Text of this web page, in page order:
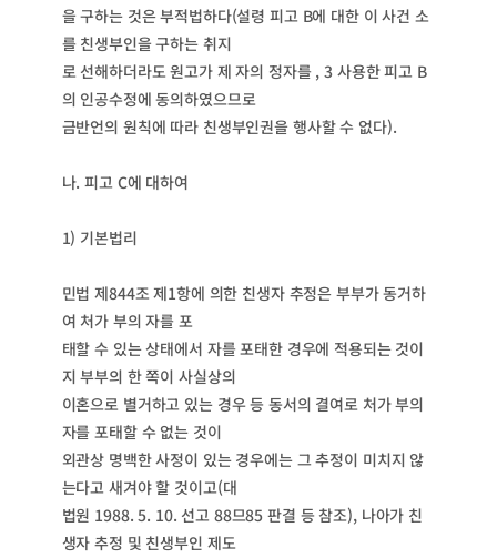
을 구하는 것은 부적법하다(설령 피고 B에 대한 이 사건 소
를 친생부인을 구하는 취지
로 선해하더라도 원고가 제 자의 정자를 , 3 사용한 피고 B
의 인공수정에 동의하였으므로
금반언의 원칙에 따라 친생부인권을 행사할 수 없다).
나. 피고 C에 대하여
1) 기본법리
민법 제844조 제1항에 의한 친생자 추정은 부부가 동거하
여 처가 부의 자를 포
태할 수 있는 상태에서 자를 포태한 경우에 적용되는 것이
지 부부의 한 쪽이 사실상의
이혼으로 별거하고 있는 경우 등 동서의 결여로 처가 부의
자를 포태할 수 없는 것이
외관상 명백한 사정이 있는 경우에는 그 추정이 미치지 않
는다고 새겨야 할 것이고(대
법원 1988. 5. 10. 선고 88므85 판결 등 참조), 나아가 친
생자 추정 및 친생부인 제도